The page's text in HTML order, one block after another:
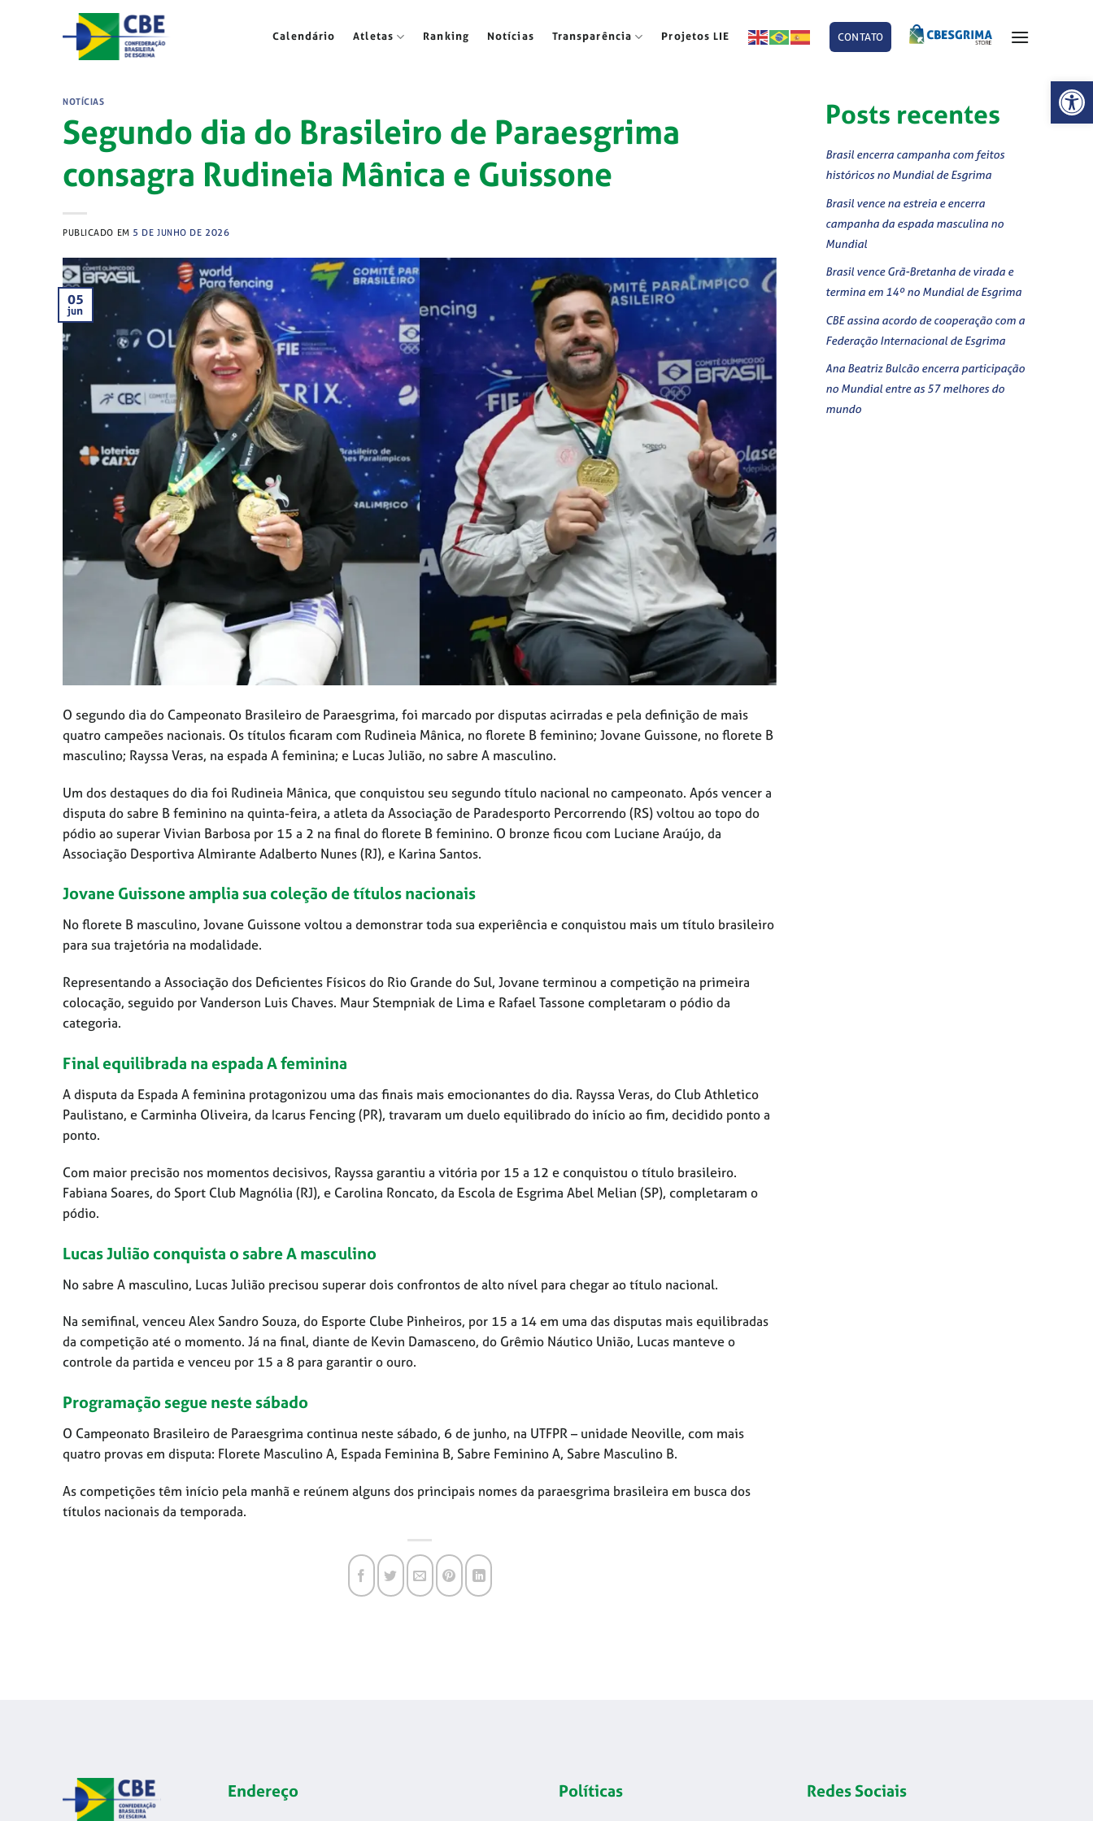
Abrir
Calendário Atletas Ranking Notícias Transparência Projetos LIE CONTATO
NOTÍCIAS
Segundo dia do Brasileiro de Paraesgrima
consagra Rudineia Mânica e Guissone
PUBLICADO EM 5 DE JUNHO DE 2026
05
jun
O segundo dia do Campeonato Brasileiro de Paraesgrima, foi marcado por disputas acirradas e pela definição de mais
quatro campeões nacionais. Os títulos ficaram com Rudineia Mânica, no florete B feminino; Jovane Guissone, no florete B
masculino; Rayssa Veras, na espada A feminina; e Lucas Julião, no sabre A masculino.
Um dos destaques do dia foi Rudineia Mânica, que conquistou seu segundo título nacional no campeonato. Após vencer a
disputa do sabre B feminino na quinta-feira, a atleta da Associação de Paradesporto Percorrendo (RS) voltou ao topo do
pódio ao superar Vivian Barbosa por 15 a 2 na final do florete B feminino. O bronze ficou com Luciane Araújo, da
Associação Desportiva Almirante Adalberto Nunes (RJ), e Karina Santos.
Jovane Guissone amplia sua coleção de títulos nacionais
No florete B masculino, Jovane Guissone voltou a demonstrar toda sua experiência e conquistou mais um título brasileiro
para sua trajetória na modalidade.
Representando a Associação dos Deficientes Físicos do Rio Grande do Sul, Jovane terminou a competição na primeira
colocação, seguido por Vanderson Luis Chaves. Maur Stempniak de Lima e Rafael Tassone completaram o pódio da
categoria.
Final equilibrada na espada A feminina
A disputa da Espada A feminina protagonizou uma das finais mais emocionantes do dia. Rayssa Veras, do Club Athletico
Paulistano, e Carminha Oliveira, da Icarus Fencing (PR), travaram um duelo equilibrado do início ao fim, decidido ponto a
ponto.
Com maior precisão nos momentos decisivos, Rayssa garantiu a vitória por 15 a 12 e conquistou o título brasileiro.
Fabiana Soares, do Sport Club Magnólia (RJ), e Carolina Roncato, da Escola de Esgrima Abel Melian (SP), completaram o
pódio.
Lucas Julião conquista o sabre A masculino
No sabre A masculino, Lucas Julião precisou superar dois confrontos de alto nível para chegar ao título nacional.
Na semifinal, venceu Alex Sandro Souza, do Esporte Clube Pinheiros, por 15 a 14 em uma das disputas mais equilibradas
da competição até o momento. Já na final, diante de Kevin Damasceno, do Grêmio Náutico União, Lucas manteve o
controle da partida e venceu por 15 a 8 para garantir o ouro.
Programação segue neste sábado
O Campeonato Brasileiro de Paraesgrima continua neste sábado, 6 de junho, na UTFPR – unidade Neoville, com mais
quatro provas em disputa: Florete Masculino A, Espada Feminina B, Sabre Feminino A, Sabre Masculino B.
As competições têm início pela manhã e reúnem alguns dos principais nomes da paraesgrima brasileira em busca dos
títulos nacionais da temporada.
Posts recentes
Brasil encerra campanha com feitos
históricos no Mundial de Esgrima
Brasil vence na estreia e encerra
campanha da espada masculina no
Mundial
Brasil vence Grã-Bretanha de virada e
termina em 14º no Mundial de Esgrima
CBE assina acordo de cooperação com a
Federação Internacional de Esgrima
Ana Beatriz Bulcão encerra participação
no Mundial entre as 57 melhores do
mundo
Endereço Políticas Redes Sociais